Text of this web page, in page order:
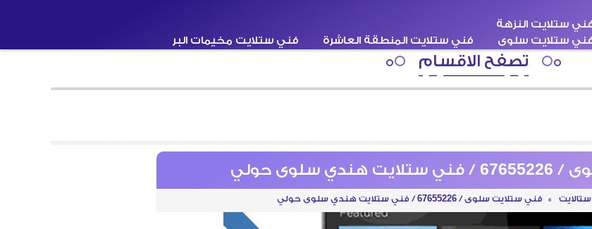
ستلايت النزهة
ستلايت سلوى
فني ستلايت المنطقة العاشرة
فني ستلايت مخيمات البر
سطحة كرين ونش فني ستلايت هندي
تصفح الاقسام
سلوى حولي
» فني ستلايت سلوى / 67655226 / فني ستلايت هندي سلوى حولي